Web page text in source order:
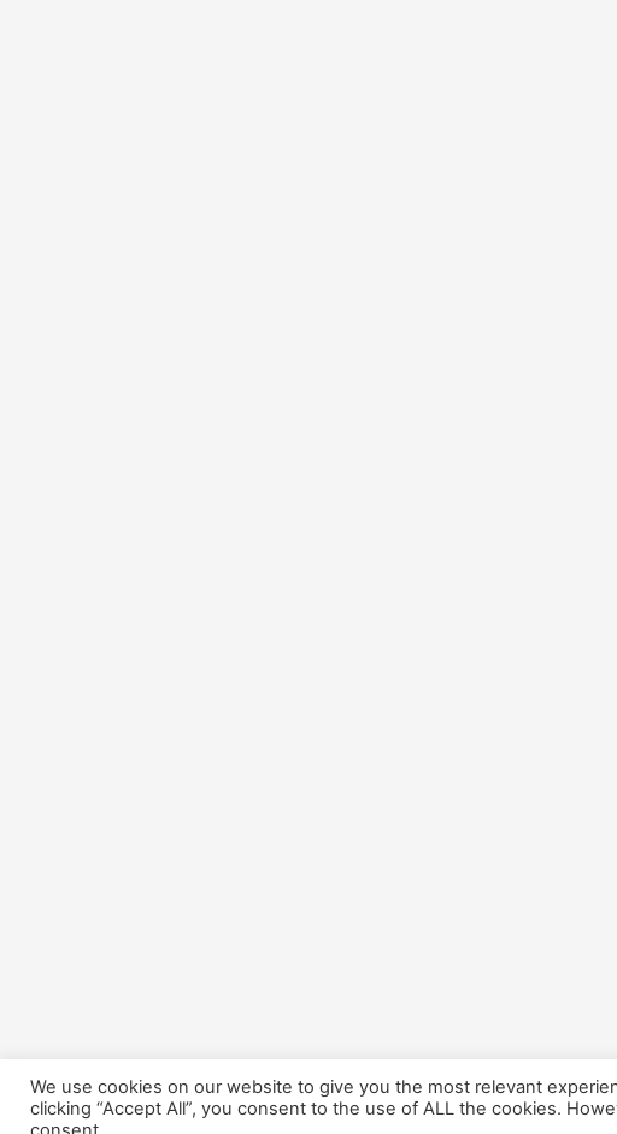
We use cookies on our website to give you the most relevant
clicking “Accept All”, you consent to the use of ALL the cookies.